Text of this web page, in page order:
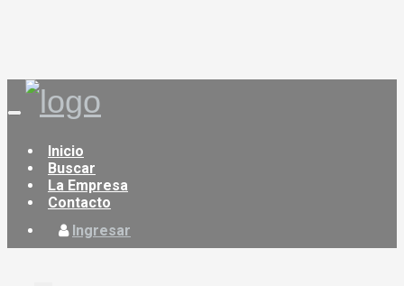
Toggle
Inicio
Buscar
La Empresa
Contacto
Ingresar